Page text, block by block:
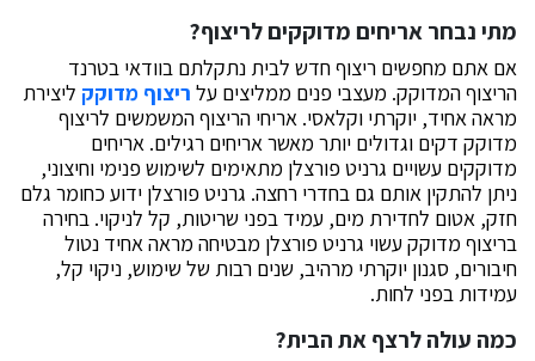
מתי נבחר אריחים מדוקקים לריצוף?
אם אתם מחפשים ריצוף חדש לבית נתקלתם בוודאי בטרנד
הריצוף המדוקק. מעצבי פנים ממליצים על ריצוף מדוקק ליצירת
מראה אחיד, יוקרתי וקלאסי. אריחי הריצוף המשמשים לריצוף
מדוקק דקים וגדולים יותר מאשר אריחים רגילים. אריחים
מדוקקים עשויים גרניט פורצלן מתאימים לשימוש פנימי וחיצוני,
ניתן להתקין אותם גם בחדרי רחצה. גרניט פורצלן ידוע כחומר גלם
חזק, אטום לחדירת מים, עמיד בפני שריטות, קל לניקוי. בחירה
בריצוף מדוקק עשוי גרניט פורצלן מבטיחה מראה אחיד נטול
חיבורים, סגנון יוקרתי מרהיב, שנים רבות של שימוש, ניקוי קל,
עמידות בפני לחות.
כמה עולה לרצף את הבית?